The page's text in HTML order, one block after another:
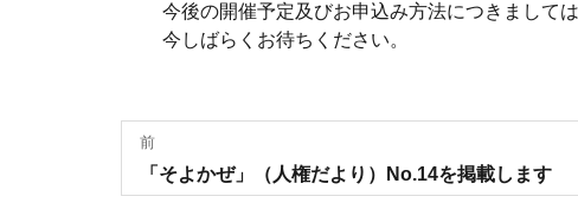
今後の開催予定及びお申込み方法につきまして
今しばらくお待ちください。
稿
前
過
「そよかぜ」（人権だより）No.14を掲載します